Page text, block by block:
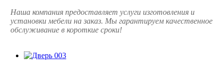
Наша компания предоставляет услуги изготовления и
установки мебели на заказ. Мы гарантируем качественное
обслуживание в короткие сроки!